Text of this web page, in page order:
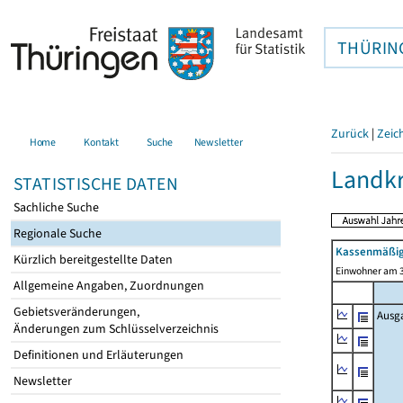
Home Kontakt Suche Newsletter
STATISTISCHE DATEN
Sachliche Suche
Regionale Suche
Kürzlich bereitgestellte Daten
Allgemeine Angaben, Zuordnungen
Gebietsveränderungen,
Änderungen zum Schlüsselverzeichnis
Definitionen und Erläuterungen
Newsletter
Zurück |
Einwohner am